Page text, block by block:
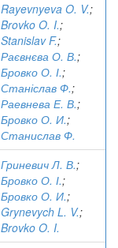
Rayevnyeva O. V.;
Brovko O. I.;
Stanislav F.;
Раєвнєва О. В.;
Бровко О. І.;
Станіслав Ф.;
Раевнева Е. В.;
Бровко О. И.;
Станислав Ф.
Гриневич Л. В.;
Бровко О. І.;
Бровко О. И.;
Grynevych L. V.;
Brovko O. I.